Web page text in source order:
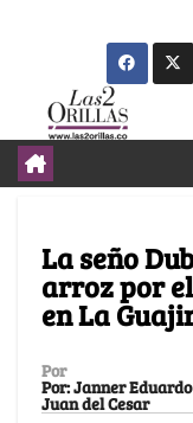
La seño
arroz por
en La
Por
Por: Janner
Juan del Cesar